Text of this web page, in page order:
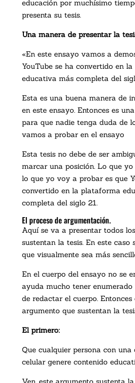
educación por muchísimo
presenta su tesis.
Una manera de presentar la
«En este ensayo vamos a
YouTube se ha convertido en
educativa más completa del
Esta es una buena manera de
en este ensayo. Entonces es
para que nadie tenga duda de
vamos a probar en el ensayo
Esta tesis no debe de ser
marcar una posición. Lo que
lo que yo voy a probar es que
convertido en la plataforma
completa del siglo 21.
El proceso de argumentación.
Aquí se va a presentar todos
sustentan la tesis. En este caso
que visualmente sea más
En el cuerpo del ensayo no se
ayuda mucho tener
de redactar el cuerpo. Entonces
argumento que sustentan la
El primero:
Que cualquier persona con
celular genere contenido